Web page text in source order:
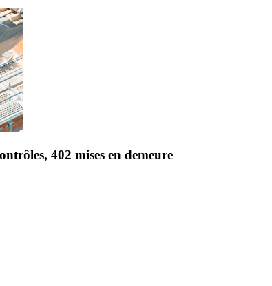
402 mises en demeure